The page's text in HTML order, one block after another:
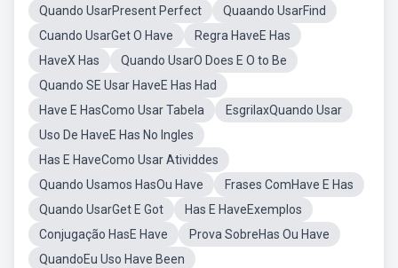
Quando UsarPresent Perfect
Quaando UsarFind
Cuando UsarGet O Have
Regra HaveE Has
HaveX Has
Quando UsarO Does E O to Be
Quando SE Usar HaveE Has Had
Have E HasComo Usar Tabela
EsgrilaxQuando Usar
Uso De HaveE Has No Ingles
Has E HaveComo Usar Atividdes
Quando Usamos HasOu Have
Frases ComHave E Has
Quando UsarGet E Got
Has E HaveExemplos
Conjugação HasE Have
Prova SobreHas Ou Have
QuandoEu Uso Have Been